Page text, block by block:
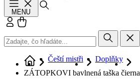
MENU
Prihlásiť sa
Čeští mistři
Doplňky
ZÁTOPKOVI bavlnená taška čierna